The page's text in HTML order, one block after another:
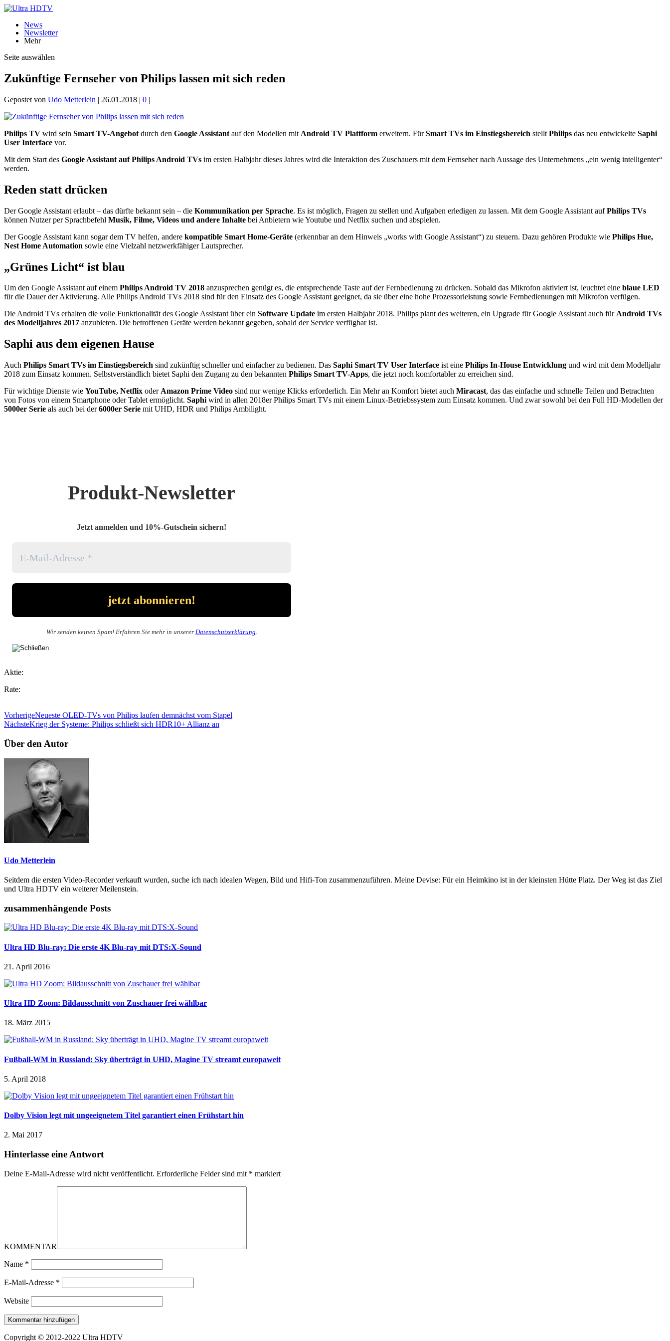
News
Newsletter
Mehr
Seite auswählen
Zukünftige Fernseher von Philips lassen mit sich reden
Gepostet von Udo Metterlein | 26.01.2018 | 0 |
Philips TV wird sein Smart TV-Angebot durch den Google Assistant auf den Modellen mit Android TV Plattform erweitern. FürSmart TVs im Einstiegsbereich stellt Philips das neu entwickelte Saphi
User Interface vor.
Mit dem Start des Google Assistant auf Philips Android TVs im ersten Halbjahr dieses Jahres wird die Interaktion des Zuschauers mit dem Fernseher nach Aussage des Unternehmens „ein wenig intelligenter“
werden.
Reden statt drücken
Der Google Assistant erlaubt – das dürfte bekannt sein – die Kommunikation per Sprache. Es ist möglich, Fragen zu stellen und Aufgaben erledigen zu lassen. Mit dem Google Assistant aufPhilips TVs
können Nutzer per Sprachbefehl Musik, Filme, Videos und andere Inhalte bei Anbietern wie Youtube und Netflix suchen und abspielen.
Der Google Assistant kann sogar dem TV helfen, andere kompatible Smart Home-Geräte (erkennbar an dem Hinweis „works with Google Assistant“) zu steuern. Dazu gehören Produkte wie Philips Hue,
Nest Home Automation sowie eine Vielzahl netzwerkfähiger Lautsprecher.
„Grünes Licht“ ist blau
Um den Google Assistant auf einem Philips Android TV 2018 anzusprechen genügt es, die entsprechende Taste auf der Fernbedienung zu drücken. Sobald das Mikrofon aktiviert ist, leuchtet eine blaue LED
für die Dauer der Aktivierung. Alle Philips Android TVs 2018 sind für den Einsatz des Google Assistant geeignet, da sie über eine hohe Prozessorleistung sowie Fernbedienungen mit Mikrofon verfügen.
Die Android TVs erhalten die volle Funktionalität des Google Assistant über ein Software Update im ersten Halbjahr 2018. Philips plant des weiteren, ein Upgrade für Google Assistant auch fürAndroid TVs
des Modelljahres 2017 anzubieten. Die betroffenen Geräte werden bekannt gegeben, sobald der Service verfügbar ist.
Saphi aus dem eigenen Hause
Auch Philips Smart TVs im Einstiegsbereich sind zukünftig schneller und einfacher zu bedienen. Das Saphi Smart TV User Interface ist eine Philips In-House Entwicklung und wird mit dem Modelljahr
2018 zum Einsatz kommen. Selbstverständlich bietet Saphi den Zugang zu den bekannten Philips Smart TV-Apps, die jetzt noch komfortabler zu erreichen sind.
Für wichtige Dienste wie YouTube, Netflix oder Amazon Prime Video sind nur wenige Klicks erforderlich. Ein Mehr an Komfort bietet auch Miracast, das das einfache und schnelle Teilen und Betrachten
von Fotos von einem Smartphone oder Tablet ermöglicht. Saphi wird in allen 2018er Philips Smart TVs mit einem Linux-Betriebssystem zum Einsatz kommen. Und zwar sowohl bei den Full HD-Modellen der
5000er Serie als auch bei der6000er Serie mit UHD, HDR und Philips Ambilight.
Produkt-Newsletter
Jetzt anmelden und 10%-Gutschein sichern!
Wir senden keinen Spam! Erfahren Sie mehr in unserer Datenschutzerklärung
Aktie:
Rate:
VorherigeNeueste OLED-TVs von Philips laufen demnächst vom Stapel
NächsteKrieg der Systeme: Philips schließt sich HDR10+ Allianz an
Über den Autor
Udo Metterlein
Seitdem die ersten Video-Recorder verkauft wurden, suche ich nach idealen Wegen, Bild und Hifi-Ton zusammenzuführen. Meine Devise: Für ein Heimkino ist in der kleinsten Hütte Platz. Der Weg ist das Ziel
und Ultra HDTV ein weiterer Meilenstein.
zusammenhängende Posts
Ultra HD Blu-ray: Die erste 4K Blu-ray mit DTS:X-Sound
21. April 2016
Ultra HD Zoom: Bildausschnitt von Zuschauer frei wählbar
18. März 2015
Fußball-WM in Russland: Sky überträgt in UHD, Magine TV streamt europaweit
5. April 2018
Dolby Vision legt mit ungeeignetem Titel garantiert einen Frühstart hin
2. Mai 2017
Hinterlasse eine Antwort
Deine E-Mail-Adresse wird nicht veröffentlicht. Erforderliche Felder sind mit * markiert
KOMMENTAR
Name *
E-Mail-Adresse *
Website
Copyright © 2012-2022 Ultra HDTV